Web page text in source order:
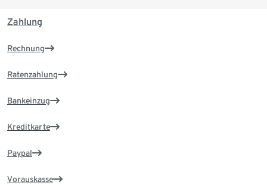
Zahlung
Rechnung
Ratenzahlung
Bankeinzug
Kreditkarte
Paypal
Vorauskasse